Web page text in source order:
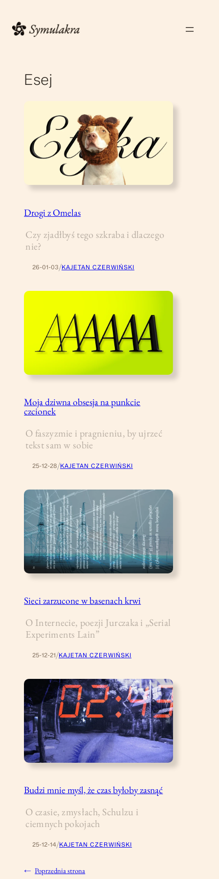
treści
Esej
Drogi z Omelas
Czy zjadłbyś tego szkraba i dlaczego
nie?
26-01-03/KAJETAN CZERWIŃSKI
Moja dziwna obsesja na punkcie
czcionek
O faszyzmie i pragnieniu, by ujrzeć
tekst sam w sobie
25-12-28/KAJETAN CZERWIŃSKI
Sieci zarzucone w basenach krwi
O Internecie, poezji Jurczaka i „Serial
Experiments Lain”
25-12-21/KAJETAN CZERWIŃSKI
Budzi mnie myśl, że czas byłoby zasnąć
O czasie, zmysłach, Schulzu i
ciemnych pokojach
25-12-14/KAJETAN CZERWIŃSKI
← Poprzednia strona